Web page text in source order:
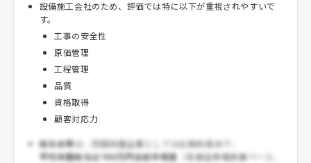
設備施工会社のため、評価では特に以下が重視されやすいで
す。
工事の安全性
原価管理
工程管理
品質
資格取得
顧客対応力
給与水準は、四国地盤企業としては比較的高めで、
平均年間給与は700万円台前半程度 （有価証券報告書ベース、